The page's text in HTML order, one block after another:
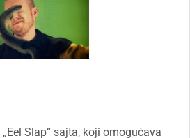
Slap“ sajta, koji omogućava